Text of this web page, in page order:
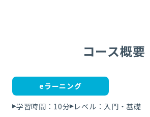
コース概要
eラーニング
学習時間：10分 レベル：入門・基礎